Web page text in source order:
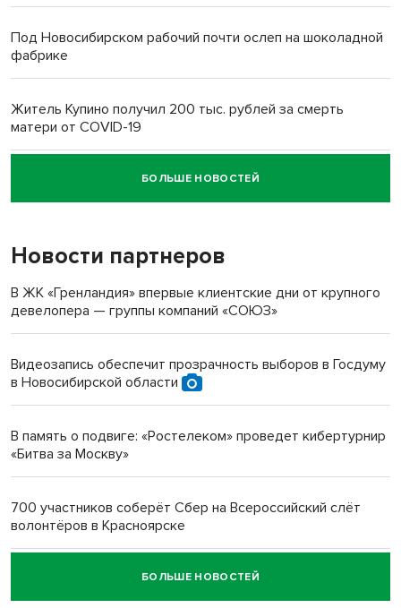
Под Новосибирском рабочий почти ослеп на шоколадной
фабрике
Житель Купино получил 200 тыс. рублей за смерть
матери от COVID-19
Новосибирский суд наказал водителя за смерть
пенсионерки на вокзале
«Мы живём на пастбище!»: в новосибирском селе лошади
терроризируют жителей
Новосибирский преподаватель с женой вошли в топ-16
БОЛЬШЕ НОВОСТЕЙ
Новости партнеров
В ЖК «Гренландия» впервые клиентские дни от крупного
девелопера — группы компаний «СОЮЗ»
Видеозапись обеспечит прозрачность выборов в Госдуму
в Новосибирской области
В память о подвиге: «Ростелеком» проведет кибертурнир
«Битва за Москву»
700 участников соберёт Сбер на Всероссийский слёт
волонтёров в Красноярске
Честный выбор: видеонаблюдение обеспечит
объективность результатов ЕДГ в Новосибирской
БОЛЬШЕ НОВОСТЕЙ